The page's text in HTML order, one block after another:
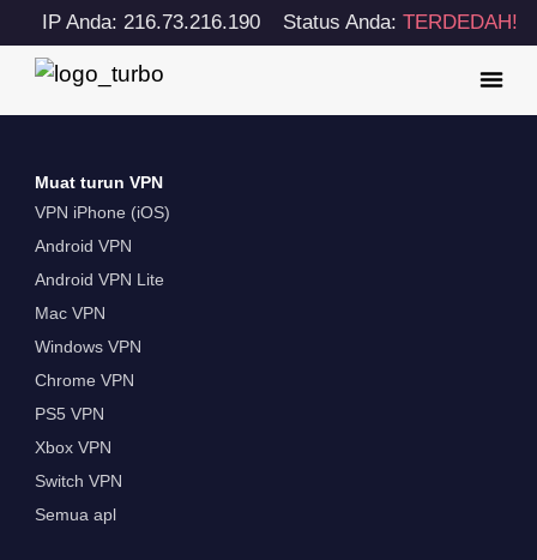
IP Anda: 216.73.216.190 Status Anda:TERDEDAH!
Muat turun VPN
VPN iPhone (iOS)
Android VPN
Android VPN Lite
Mac VPN
Windows VPN
Chrome VPN
PS5 VPN
Xbox VPN
Switch VPN
Semua apl